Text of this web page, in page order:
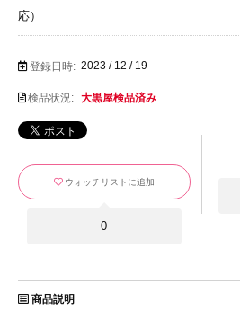
応）
登録日時: 2023 / 12 / 19
検品状況: 大黒屋検品済み
ウォッチリストに追加
0
商品説明